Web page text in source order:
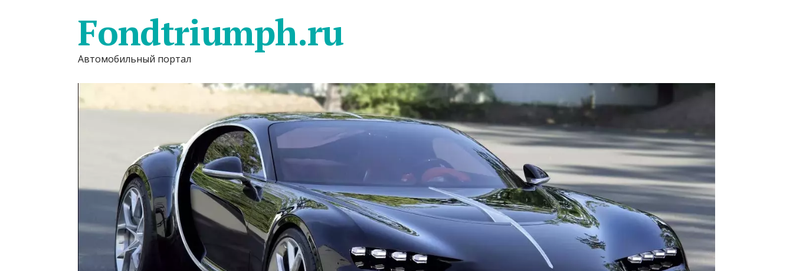
Fondtriumph.ru
Автомобильный портал